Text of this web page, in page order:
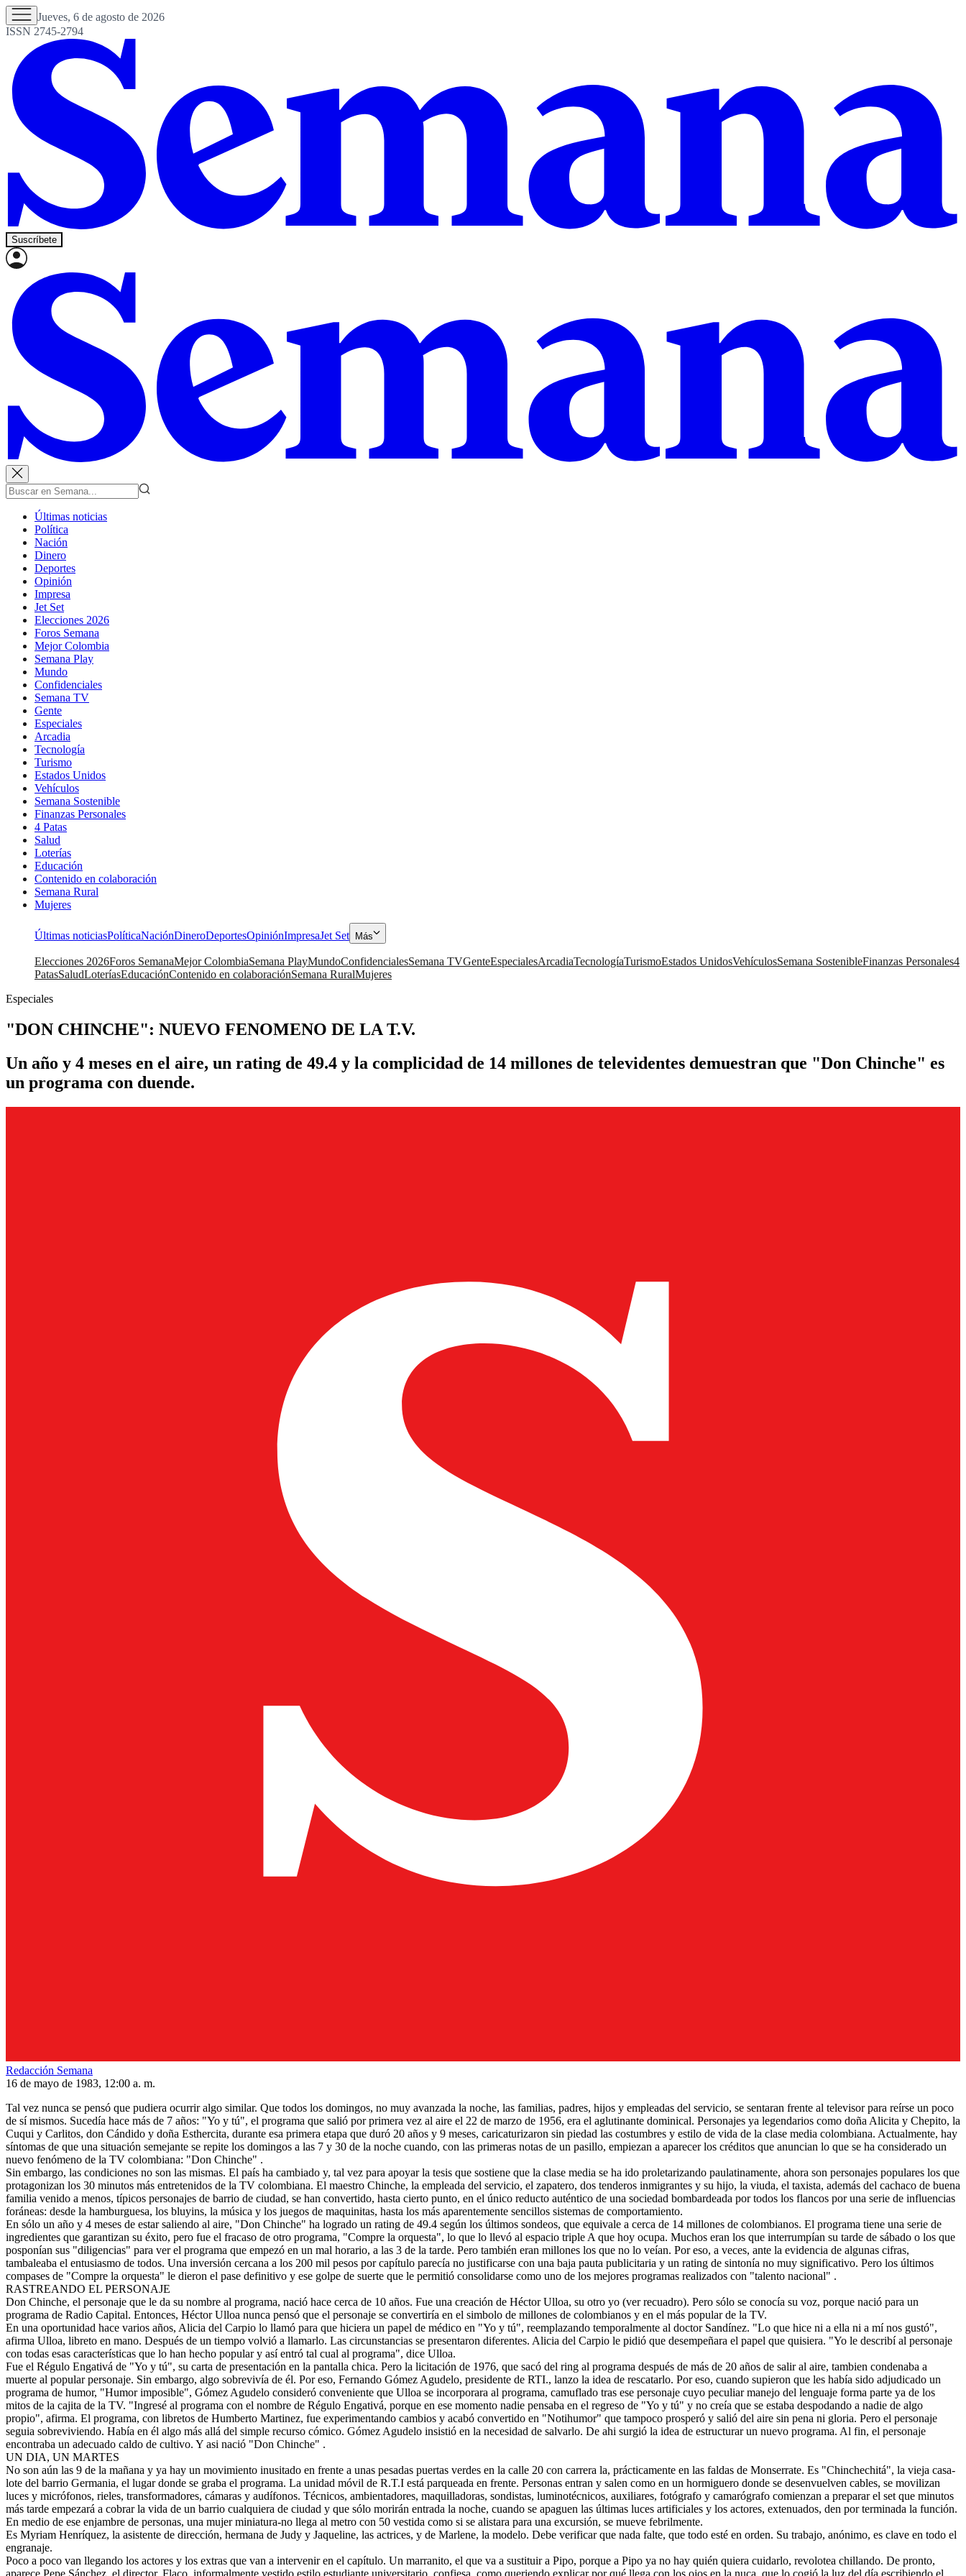
Jueves, 6 de agosto de 2026
ISSN 2745-2794
Suscríbete
Últimas noticias
Política
Nación
Dinero
Deportes
Opinión
Impresa
Jet Set
Elecciones 2026
Foros Semana
Mejor Colombia
Semana Play
Mundo
Confidenciales
Semana TV
Gente
Especiales
Arcadia
Tecnología
Turismo
Estados Unidos
Vehículos
Semana Sostenible
Finanzas Personales
4 Patas
Salud
Loterías
Educación
Contenido en colaboración
Semana Rural
Mujeres
Últimas noticiasPolíticaNaciónDineroDeportesOpiniónImpresaJet Set Más
Elecciones 2026Foros SemanaMejor ColombiaSemana PlayMundoConfidencialesSemana TVGenteEspecialesArcadiaTecnologíaTurismoEstados UnidosVehículosSemana SostenibleFinanzas Personales4
PatasSaludLoteríasEducaciónContenido en colaboraciónSemana RuralMujeres
Especiales
"DON CHINCHE": NUEVO FENOMENO DE LA T.V.
Un año y 4 meses en el aire, un rating de 49.4 y la complicidad de 14 millones de televidentes demuestran que "Don Chinche" es
un programa con duende.
Redacción Semana
16 de mayo de 1983, 12:00 a. m.
Tal vez nunca se pensó que pudiera ocurrir algo similar. Que todos los domingos, no muy avanzada la noche, las familias, padres, hijos y empleadas del servicio, se sentaran frente al televisor para reírse un poco
de sí mismos. Sucedía hace más de 7 años: "Yo y tú", el programa que salió por primera vez al aire el 22 de marzo de 1956, era el aglutinante dominical. Personajes ya legendarios como doña Alicita y Chepito, la
Cuqui y Carlitos, don Cándido y doña Esthercita, durante esa primera etapa que duró 20 años y 9 meses, caricaturizaron sin piedad las costumbres y estilo de vida de la clase media colombiana. Actualmente, hay
síntomas de que una situación semejante se repite los domingos a las 7 y 30 de la noche cuando, con las primeras notas de un pasillo, empiezan a aparecer los créditos que anuncian lo que se ha considerado un
nuevo fenómeno de la TV colombiana: "Don Chinche" .
Sin embargo, las condiciones no son las mismas. El país ha cambiado y, tal vez para apoyar la tesis que sostiene que la clase media se ha ido proletarizando paulatinamente, ahora son personajes populares los que
protagonizan los 30 minutos más entretenidos de la TV colombiana. El maestro Chinche, la empleada del servicio, el zapatero, dos tenderos inmigrantes y su hijo, la viuda, el taxista, además del cachaco de buena
familia venido a menos, típicos personajes de barrio de ciudad, se han convertido, hasta cierto punto, en el único reducto auténtico de una sociedad bombardeada por todos los flancos por una serie de influencias
foráneas: desde la hamburguesa, los bluyins, la música y los juegos de maquinitas, hasta los más aparentemente sencillos sistemas de comportamiento.
En sólo un año y 4 meses de estar saliendo al aire, "Don Chinche" ha logrado un rating de 49.4 según los últimos sondeos, que equivale a cerca de 14 millones de colombianos. El programa tiene una serie de
ingredientes que garantizan su éxito, pero fue el fracaso de otro programa, "Compre la orquesta", lo que lo llevó al espacio triple A que hoy ocupa. Muchos eran los que interrumpían su tarde de sábado o los que
posponían sus "diligencias" para ver el programa que empezó en un mal horario, a las 3 de la tarde. Pero también eran millones los que no lo veían. Por eso, a veces, ante la evidencia de algunas cifras,
tambaleaba el entusiasmo de todos. Una inversión cercana a los 200 mil pesos por capítulo parecía no justificarse con una baja pauta publicitaria y un rating de sintonía no muy significativo. Pero los últimos
compases de "Compre la orquesta" le dieron el pase definitivo y ese golpe de suerte que le permitió consolidarse como uno de los mejores programas realizados con "talento nacional" .
RASTREANDO EL PERSONAJE
Don Chinche, el personaje que le da su nombre al programa, nació hace cerca de 10 años. Fue una creación de Héctor Ulloa, su otro yo (ver recuadro). Pero sólo se conocía su voz, porque nació para un
programa de Radio Capital. Entonces, Héctor Ulloa nunca pensó que el personaje se convertiría en el simbolo de millones de colombianos y en el más popular de la TV.
En una oportunidad hace varios años, Alicia del Carpio lo llamó para que hiciera un papel de médico en "Yo y tú", reemplazando temporalmente al doctor Sandínez. "Lo que hice ni a ella ni a mí nos gustó",
afirma Ulloa, libreto en mano. Después de un tiempo volvió a llamarlo. Las circunstancias se presentaron diferentes. Alicia del Carpio le pidió que desempeñara el papel que quisiera. "Yo le describí al personaje
con todas esas características que lo han hecho popular y así entró tal cual al programa", dice Ulloa.
Fue el Régulo Engativá de "Yo y tú", su carta de presentación en la pantalla chica. Pero la licitación de 1976, que sacó del ring al programa después de más de 20 años de salir al aire, tambien condenaba a
muerte al popular personaje. Sin embargo, algo sobrevivía de él. Por eso, Fernando Gómez Agudelo, presidente de RTI., lanzo la idea de rescatarlo. Por eso, cuando supieron que les había sido adjudicado un
programa de humor, "Humor imposible", Gómez Agudelo consideró conveniente que Ulloa se incorporara al programa, camuflado tras ese personaje cuyo peculiar manejo del lenguaje forma parte ya de los
mitos de la cajita de la TV. "Ingresé al programa con el nombre de Régulo Engativá, porque en ese momento nadie pensaba en el regreso de "Yo y tú" y no creía que se estaba despodando a nadie de algo
propio", afirma. El programa, con libretos de Humberto Martinez, fue experimentando cambios y acabó convertido en "Notihumor" que tampoco prosperó y salió del aire sin pena ni gloria. Pero el personaje
seguia sobreviviendo. Había en él algo más allá del simple recurso cómico. Gómez Agudelo insistió en la necesidad de salvarlo. De ahi surgió la idea de estructurar un nuevo programa. Al fin, el personaje
encontraba un adecuado caldo de cultivo. Y asi nació "Don Chinche" .
UN DIA, UN MARTES
No son aún las 9 de la mañana y ya hay un movimiento inusitado en frente a unas pesadas puertas verdes en la calle 20 con carrera la, prácticamente en las faldas de Monserrate. Es "Chinchechitá", la vieja casa-
lote del barrio Germania, el lugar donde se graba el programa. La unidad móvil de R.T.I está parqueada en frente. Personas entran y salen como en un hormiguero donde se desenvuelven cables, se movilizan
luces y micrófonos, rieles, transformadores, cámaras y audífonos. Técnicos, ambientadores, maquilladoras, sondistas, luminotécnicos, auxiliares, fotógrafo y camarógrafo comienzan a preparar el set que minutos
más tarde empezará a cobrar la vida de un barrio cualquiera de ciudad y que sólo morirán entrada la noche, cuando se apaguen las últimas luces artificiales y los actores, extenuados, den por terminada la función.
En medio de ese enjambre de personas, una mujer miniatura-no llega al metro con 50 vestida como si se alistara para una excursión, se mueve febrilmente.
Es Myriam Henríquez, la asistente de dirección, hermana de Judy y Jaqueline, las actrices, y de Marlene, la modelo. Debe verificar que nada falte, que todo esté en orden. Su trabajo, anónimo, es clave en todo el
engranaje.
Poco a poco van llegando los actores y los extras que van a intervenir en el capítulo. Un marranito, el que va a sustituir a Pipo, porque a Pipo ya no hay quién quiera cuidarlo, revolotea chillando. De pronto,
aparece Pepe Sánchez, el director. Flaco, informalmente vestido estilo estudiante universitario, confiesa, como queriendo explicar por qué llega con los ojos en la nuca, que lo cogió la luz del día escribiendo el